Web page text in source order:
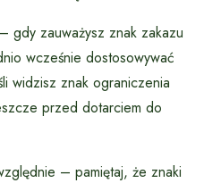
gdy zauważysz znak zakazu
wcześnie dostosowywać
widzisz znak ograniczenia
przed dotarciem do
– pamiętaj, że znaki